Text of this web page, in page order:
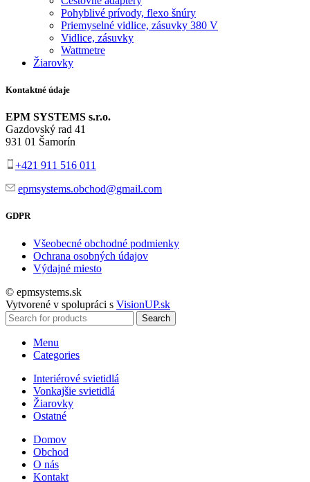
Pohyblivé prívody, flexo šnúry
Priemyselné vidlice, zásuvky 380 V
Vidlice, zásuvky
Wattmetre
Žiarovky
Kontaktné údaje
EPM SYSTEMS s.r.o.
Gazdovský rad 41
931 01 Šamorín
+421 911 516 011
epmsystems.obchod@gmail.com
GDPR
Všeobecné obchodné podmienky
Ochrana osobných údajov
Výdajné miesto
© epmsystems.sk
Vytvorené v spolupráci s VisionUP.sk
Search
Menu
Categories
Interiérové svietidlá
Vonkajšie svietidlá
Žiarovky
Ostatné
Domov
Obchod
O nás
Kontakt